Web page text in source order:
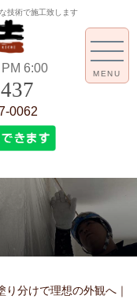
技術で施工致します
6:00
0062
MENU
り分けで理想の外観へ｜